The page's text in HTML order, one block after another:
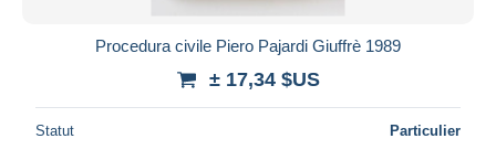
Procedura civile Piero Pajardi Giuffrè 1989
± 17,34 $US
Statut Particulier